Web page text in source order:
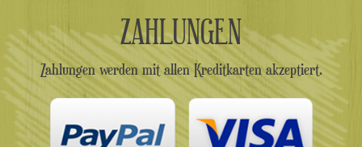
ZAHLUNGEN
Zahlungen werden mit allen Kreditkarten akzeptiert.